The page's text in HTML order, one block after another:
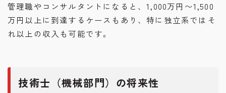
管理職やコンサルタントになると、1,000万円〜1,500
万円以上に到達するケースもあり、特に独立系ではそ
れ以上の収入も可能です。
技術士（機械部門）の将来性